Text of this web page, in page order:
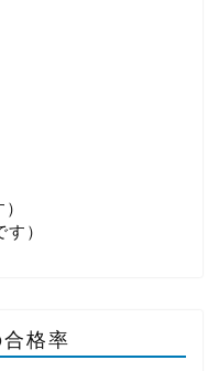
す）
格率